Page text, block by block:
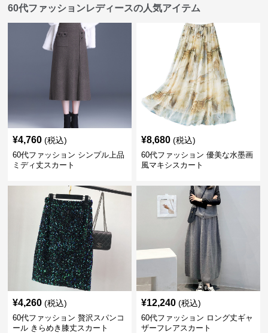
60代ファッションレディースの人気アイテム
¥4,760 (税込)
60代ファッション シンプル上品
ミディ丈スカート
¥8,680 (税込)
60代ファッション 優美な水墨画
風マキシスカート
¥4,260 (税込)
60代ファッション 贅沢スパンコ
ール きらめき膝丈スカート
¥12,240 (税込)
60代ファッション ロング丈ギャ
ザーフレアスカート